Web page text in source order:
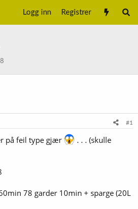
Logg inn Registrer
#1
på feil type gjær
. . . (skulle
78 garder 10min + sparge (20L